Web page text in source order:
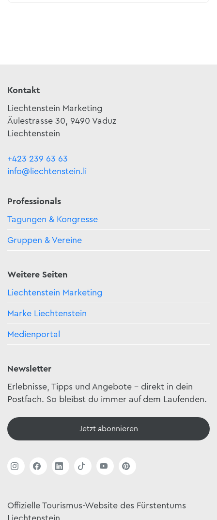
Kontakt
Liechtenstein Marketing
Äulestrasse 30, 9490 Vaduz
Liechtenstein
+423 239 63 63
info@liechtenstein.li
Professionals
Tagungen & Kongresse
Gruppen & Vereine
Weitere Seiten
Liechtenstein Marketing
Marke Liechtenstein
Medienportal
Newsletter
Erlebnisse, Tipps und Angebote – direkt in dein
Postfach. So bleibst du immer auf dem Laufenden.
Jetzt abonnieren
Offizielle Tourismus-Website des Fürstentums
Liechtenstein